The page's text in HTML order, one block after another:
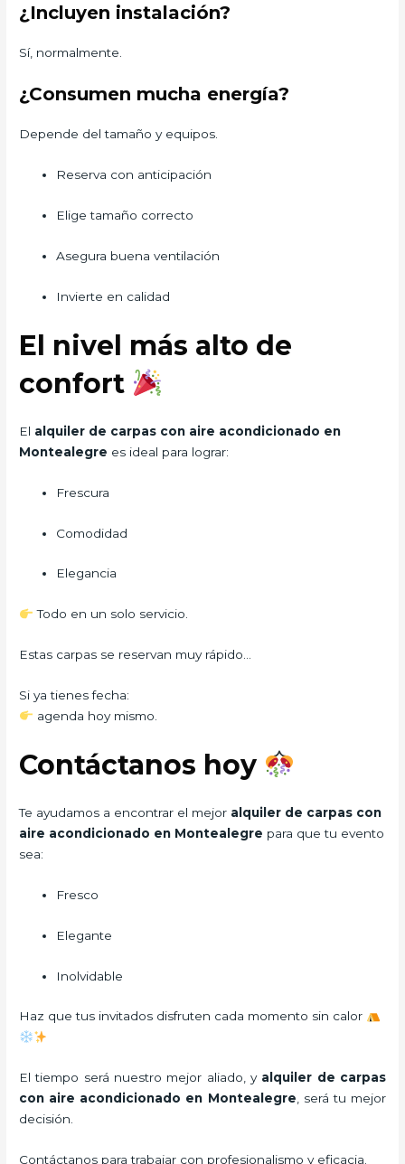
¿Incluyen instalación?
Sí, normalmente.
¿Consumen mucha energía?
Depende del tamaño y equipos.
Reserva con anticipación
Elige tamaño correcto
Asegura buena ventilación
Invierte en calidad
El nivel más alto de
confort
El alquiler de carpas con aire acondicionado en
Montealegre es ideal para lograr:
Frescura
Comodidad
Elegancia
Todo en un solo servicio.
Estas carpas se reservan muy rápido…
Si ya tienes fecha:
agenda hoy mismo.
Contáctanos hoy
Te ayudamos a encontrar el mejor alquiler de carpas con
aire acondicionado en Montealegre para que tu evento
sea:
Fresco
Elegante
Inolvidable
Haz que tus invitados disfruten cada momento sin calor
El tiempo será nuestro mejor aliado, y alquiler de carpas
con aire acondicionado en Montealegre, será tu mejor
decisión.
Contáctanos para trabajar con profesionalismo y eficacia.